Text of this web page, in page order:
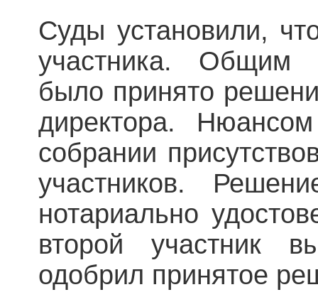
Суды установили,
участника. Общим
было принято
директора.
собрании
участников.
нотариально
второй участник
одобрил принятое